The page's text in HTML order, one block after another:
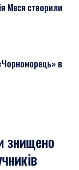
Меся створили
в
знищено